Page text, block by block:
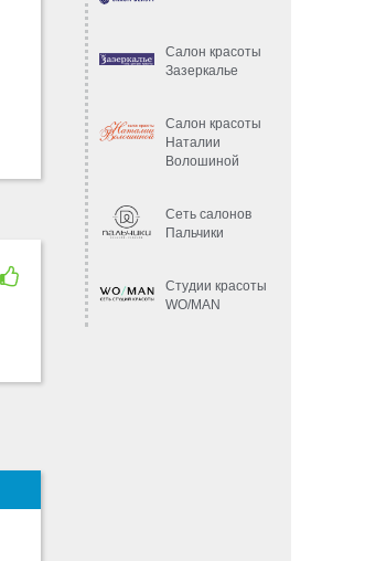
Салон красоты
Зазеркалье
Салон красоты
Наталии
Волошиной
Сеть салонов
Пальчики
Студии красоты
WO/MAN